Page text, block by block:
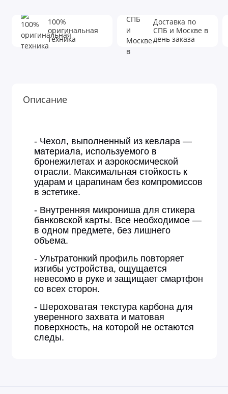
100%
оригинальная
техника
Доставка по
СПБ и Москве в
день заказа
Описание
- Чехол, выполненный из кевлара —
материала, используемого в
бронежилетах и аэрокосмической
отрасли. Максимальная стойкость к
ударам и царапинам без компромиссов
в эстетике.
- Внутренняя микрониша для стикера
банковской карты. Все необходимое —
в одном предмете, без лишнего
объема.
- Ультратонкий профиль повторяет
изгибы устройства, ощущается
невесомо в руке и защищает смартфон
со всех сторон.
- Шероховатая текстура карбона для
уверенного захвата и матовая
поверхность, на которой не остаются
следы.